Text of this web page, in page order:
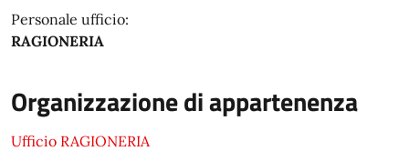
Personale ufficio:
RAGIONERIA
Organizzazione di appartenenza
Ufficio RAGIONERIA